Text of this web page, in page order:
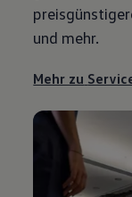
und mehr.
Mehr zu